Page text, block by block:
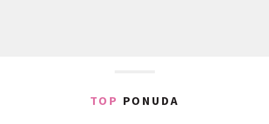
TOP PONUDA